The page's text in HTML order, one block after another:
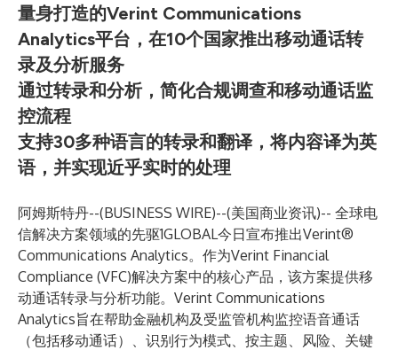
量身打造的Verint Communications
Analytics平台，在10个国家推出移动通话转
录及分析服务
通过转录和分析，简化合规调查和移动通话监
控流程
支持30多种语言的转录和翻译，将内容译为英
语，并实现近乎实时的处理
阿姆斯特丹--(BUSINESS WIRE)--(美国商业资讯)-- 全球电
信解决方案领域的先驱1GLOBAL今日宣布推出Verint®
Communications Analytics。作为Verint Financial
Compliance (VFC)解决方案中的核心产品，该方案提供移
动通话转录与分析功能。Verint Communications
Analytics旨在帮助金融机构及受监管机构监控语音通话
（包括移动通话）、识别行为模式、按主题、风险、关键